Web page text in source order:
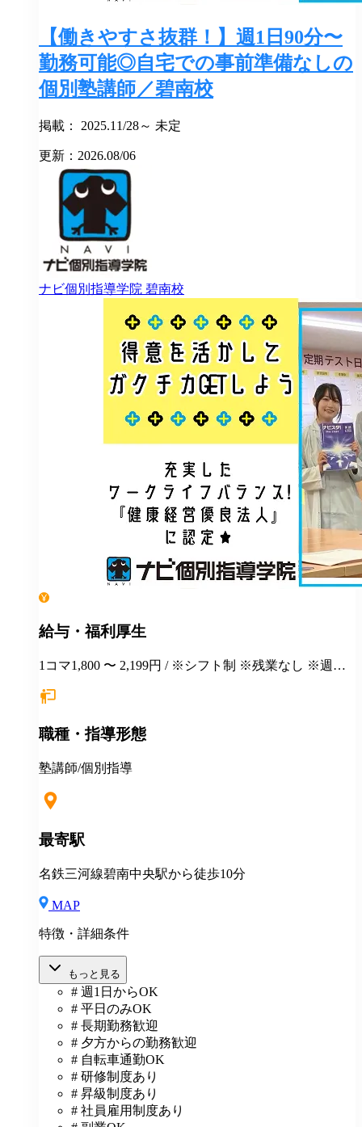
【働きやすさ抜群！】週1日90分〜
勤務可能◎自宅での事前準備なしの
個別塾講師／碧南校
掲載： 2025.11/28～ 未定
更新：2026.08/06
ナビ個別指導学院 碧南校
給与・福利厚生
1コマ1,800 〜 2,199円 / ※シフト制 ※残業なし ※週１
等にも別途お支払いします(規定あり) ＊有給休暇あり
度あり⇒グループ会社の割引制度が使えます！ ＊産
あり(社会人講師で月87時間以上の勤務がある方が対
職種・指導形態
塾講師/個別指導
最寄駅
名鉄三河線碧南中央駅から徒歩10分
MAP
特徴・詳細条件
もっと見る
# 週1日からOK
# 平日のみOK
# 長期勤務歓迎
# 夕方からの勤務歓迎
# 自転車通勤OK
# 研修制度あり
# 昇級制度あり
# 社員雇用制度あり